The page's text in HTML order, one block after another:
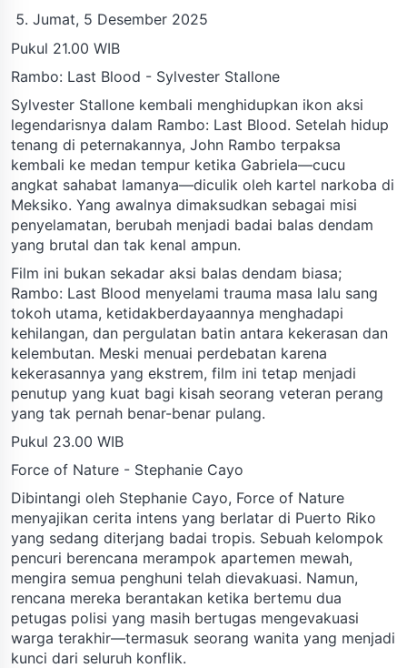
Jumat, 5 Desember 2025
Pukul 21.00 WIB
Rambo: Last Blood - Sylvester Stallone
Sylvester Stallone kembali menghidupkan ikon aksi
legendarisnya dalam Rambo: Last Blood. Setelah hidup
tenang di peternakannya, John Rambo terpaksa
kembali ke medan tempur ketika Gabriela—cucu
angkat sahabat lamanya—diculik oleh kartel narkoba di
Meksiko. Yang awalnya dimaksudkan sebagai misi
penyelamatan, berubah menjadi badai balas dendam
yang brutal dan tak kenal ampun.
Film ini bukan sekadar aksi balas dendam biasa;
Rambo: Last Blood menyelami trauma masa lalu sang
tokoh utama, ketidakberdayaannya menghadapi
kehilangan, dan pergulatan batin antara kekerasan dan
kelembutan. Meski menuai perdebatan karena
kekerasannya yang ekstrem, film ini tetap menjadi
penutup yang kuat bagi kisah seorang veteran perang
yang tak pernah benar-benar pulang.
Pukul 23.00 WIB
Force of Nature - Stephanie Cayo
Dibintangi oleh Stephanie Cayo, Force of Nature
menyajikan cerita intens yang berlatar di Puerto Riko
yang sedang diterjang badai tropis. Sebuah kelompok
pencuri berencana merampok apartemen mewah,
mengira semua penghuni telah dievakuasi. Namun,
rencana mereka berantakan ketika bertemu dua
petugas polisi yang masih bertugas mengevakuasi
warga terakhir—termasuk seorang wanita yang menjadi
kunci dari seluruh konflik.